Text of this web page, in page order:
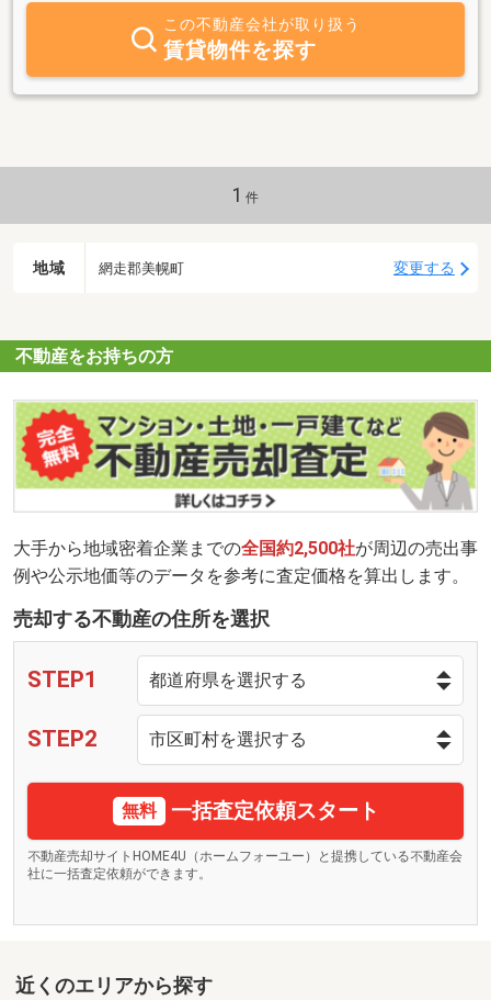
この不動産会社が取り扱う
賃貸物件を探す
1 件
地域 網走郡美幌町 変更する
不動産をお持ちの方
大手から地域密着企業までの全国約2,500社が周辺の売出事
例や公示地価等のデータを参考に査定価格を算出します。
売却する不動産の住所を選択
STEP1
STEP2
無料 一括査定依頼スタート
不動産売却サイトHOME4U（ホームフォーユー）と提携している不動産会
社に一括査定依頼ができます。
近くのエリアから探す